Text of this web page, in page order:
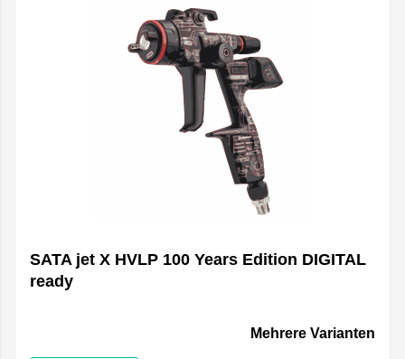
SATA jet X HVLP 100 Years Edition DIGITAL
ready
Mehrere Varianten